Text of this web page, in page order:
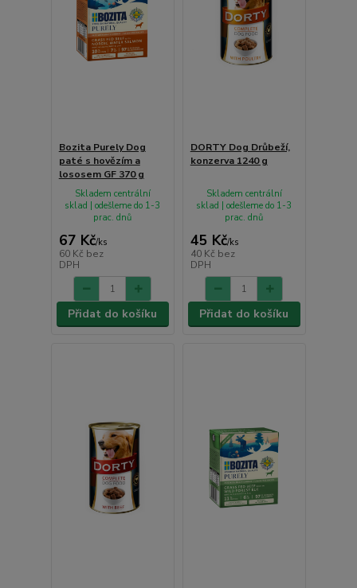
Bozita Purely Dog
paté s hovězím a
lososem GF 370 g
67 Kč/ks
60 Kč bez
DPH
Skladem centrální
sklad | odešleme do 1-3
prac. dnů
Přidat do košíku
DORTY Dog Drůbeží,
konzerva 1240 g
45 Kč/ks
40 Kč bez
DPH
Skladem centrální
sklad | odešleme do 1-3
prac. dnů
Přidat do košíku